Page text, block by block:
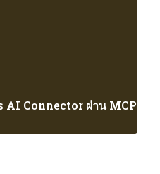
AI Connector ผ่าน MCP